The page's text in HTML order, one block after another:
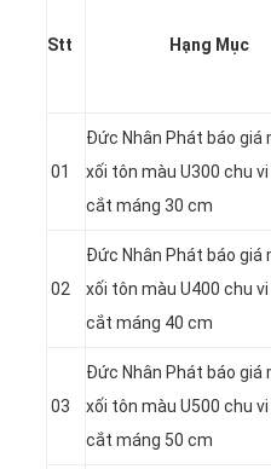
Stt Hạng Mục
01
Đức Nhân Phát báo giá
xối tôn màu U300 chu
cắt máng 30 cm
02
Đức Nhân Phát báo giá
xối tôn màu U400 chu
cắt máng 40 cm
03
Đức Nhân Phát báo giá
xối tôn màu U500 chu
cắt máng 50 cm